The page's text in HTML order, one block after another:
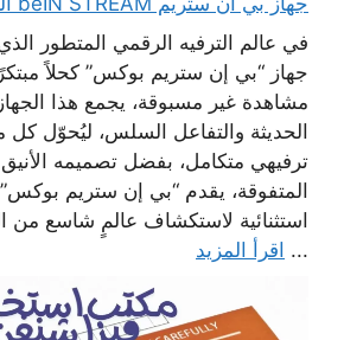
في عالم الترفيه الرقمي المتطور الذي
جهاز “بي إن ستريم بوكس” كحلاً
مشاهدة غير مسبوقة، يجمع هذا الجهاز
الحديثة والتفاعل السلس، ليُحوّل كل
ترفيهي متكامل، بفضل تصميمه الأنيق
المتفوقة، يقدم “بي إن ستريم
استثنائية لاستكشاف عالمٍ شاسع من
... اقرأ المزيد